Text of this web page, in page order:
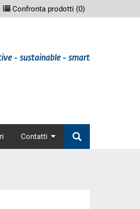
Confronta prodotti (0)
- sustainable - smart
Contatti